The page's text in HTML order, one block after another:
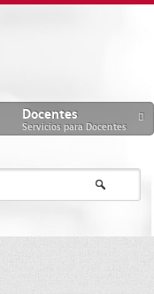
Docentes
Servicios para Docentes